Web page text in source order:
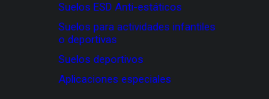
Suelos ESD Anti-estáticos
Suelos para actividades infantiles
o deportivas
Suelos deportivos
Aplicaciones especiales